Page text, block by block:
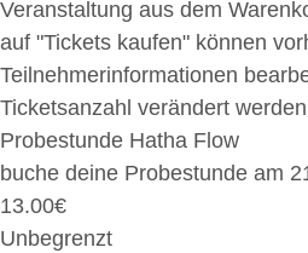
Veranstaltung aus dem
auf "Tickets kaufen" können
Teilnehmerinformationen
Ticketsanzahl verändert
Probestunde Hatha Flow
buche deine Probestunde am
13.00€
Unbegrenzt